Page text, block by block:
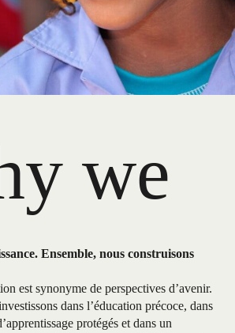
we
Ensemble, nous construisons
est synonyme de perspectives d’avenir.
dans l’éducation précoce, dans
protégés et dans un